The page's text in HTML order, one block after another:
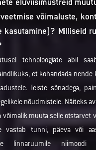
eluviisimustreid
võimaluste,
kasutamine)? Milliseid
tehnoloogiate abil
et kohandada
Teiste sõnadega,
nõudmistele. Näiteks
võimalik muuta selle otstarvet
vastab tunni, päeva või
linnaruumile niimoodi